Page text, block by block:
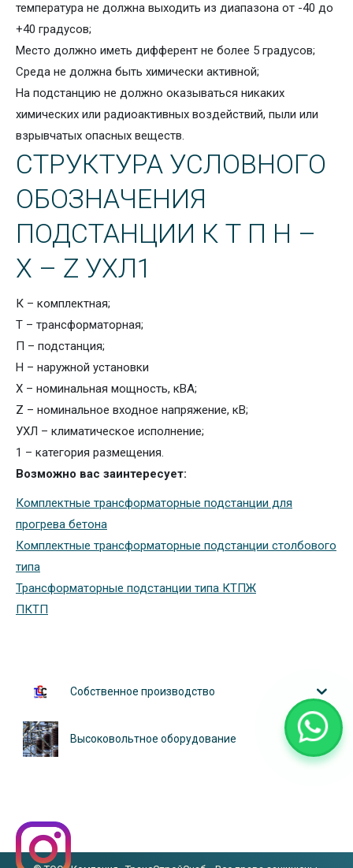
температура не должна выходить из диапазона от -40 до
+40 градусов;
Место должно иметь дифферент не более 5 градусов;
Среда не должна быть химически активной;
На подстанцию не должно оказываться никаких
химических или радиоактивных воздействий, пыли или
взрывчатых опасных веществ.
СТРУКТУРА УСЛОВНОГО
ОБОЗНАЧЕНИЯ
ПОДСТАНЦИИ К Т П Н –
Х – Z УХЛ1
К – комплектная;
Т – трансформаторная;
П – подстанция;
Н – наружной установки
Х – номинальная мощность, кВА;
Z – номинальное входное напряжение, кВ;
УХЛ – климатическое исполнение;
1 – категория размещения.
Возможно вас заинтересует:
Комплектные трансформаторные подстанции для
прогрева бетона
Комплектные трансформаторные подстанции столбового
типа
Трансформаторные подстанции типа КТПЖ
ПКТП
Собственное производство
Высоковольтное оборудование